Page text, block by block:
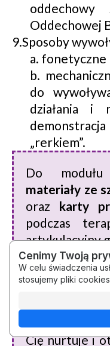
Oddechowej
9.Sposoby
a. fonetyczne
b.
do
działania i
„rerkiem”.
Do modułu
materiały ze
oraz karty
podczas
artykulacyjny
odbędzie się
wówczas
Cię nurtuje i
Cenimy Twoją
W celu świadczenia
stosujemy pliki